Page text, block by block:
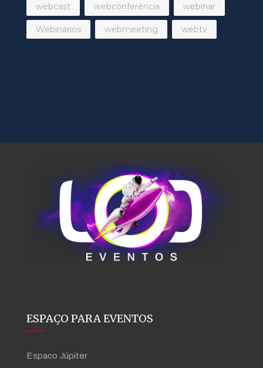
webcast webconferência webinar
Webinários webmeeting webtv
ESPAÇO PARA EVENTOS
Espaco Júpiter